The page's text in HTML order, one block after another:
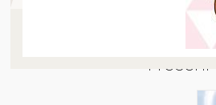
Present